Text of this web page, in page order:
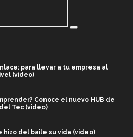
para llevar a tu empresa al
(video)
Conoce el nuevo HUB de
Tec (video)
hizo del baile su vida (video)